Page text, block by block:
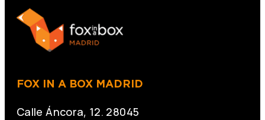
FOX IN A BOX MADRID
Calle Áncora, 12. 28045